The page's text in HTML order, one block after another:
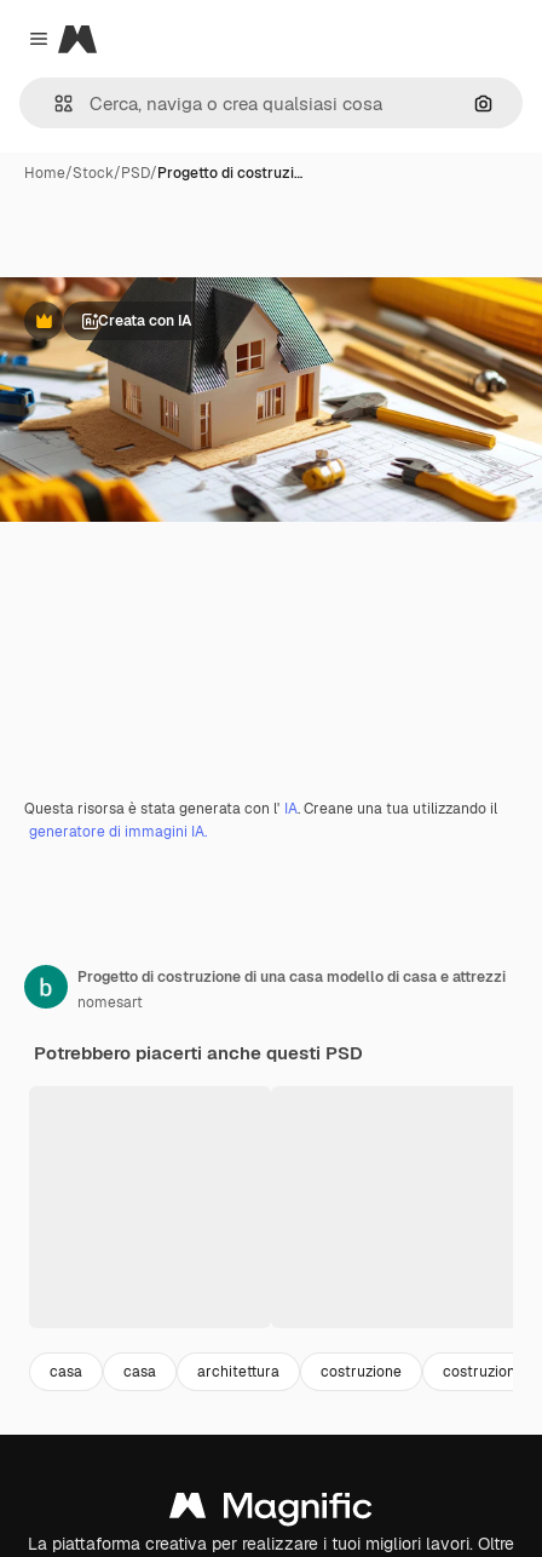
Close menu
Magnific
Cerca
Home/Stock/PSD/Progetto di costruzi…
PremiumCreata con IA
Questa risorsa è stata generata con l' IA. Creane una tua utilizzando il
generatore di immagini IA.
Progetto di costruzione di una casa modello di casa e attrezzi
nomesart
Potrebbero piacerti anche questi PSD
casa casa architettura costruzione costruzione
La piattaforma creativa per realizzare i tuoi migliori lavori. Oltre